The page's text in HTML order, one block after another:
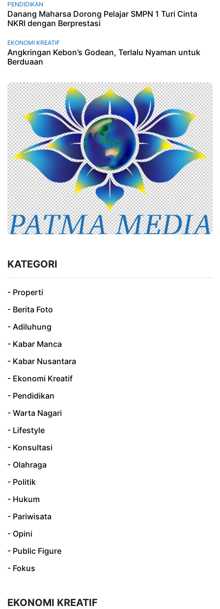
PENDIDIKAN
Danang Maharsa Dorong Pelajar SMPN 1 Turi Cinta
NKRI dengan Berprestasi
EKONOMI KREATIF
Angkringan Kebon’s Godean, Terlalu Nyaman untuk
Berduaan
KATEGORI
- Properti
- Berita Foto
- Adiluhung
- Kabar Manca
- Kabar Nusantara
- Ekonomi Kreatif
- Pendidikan
- Warta Nagari
- Lifestyle
- Konsultasi
- Olahraga
- Politik
- Hukum
- Pariwisata
- Opini
- Public Figure
- Fokus
EKONOMI KREATIF